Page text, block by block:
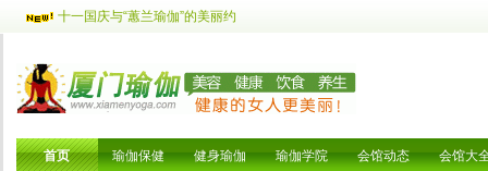
十一国庆与“蕙兰瑜伽”的美丽约
首页 瑜伽保健 健身瑜伽 瑜伽学院 会馆动态 会馆大